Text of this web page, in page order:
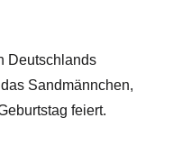
Deutschlands
Sandmännchen,
feiert.